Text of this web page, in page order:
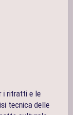
i ritratti e le
tecnica delle